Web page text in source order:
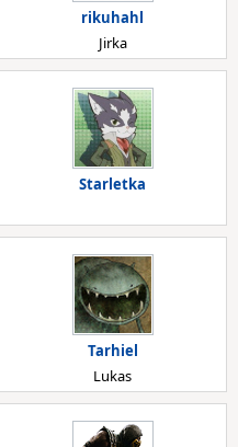
rikuhahl
Jirka
Starletka
Tarhiel
Lukas